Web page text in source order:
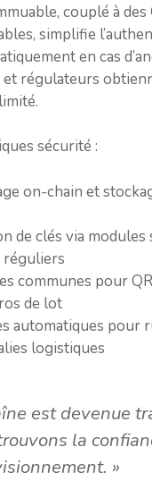
couplé à des
simplifie
en cas
et régulateurs
sécurité :
on-chain et
de clés via modules
réguliers
communes pour
de lot
automatiques pour
logistiques
est devenue
la
»